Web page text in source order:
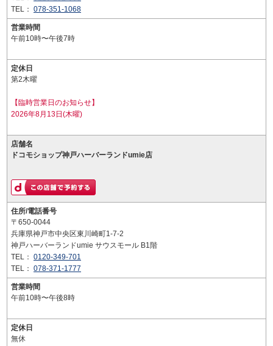
TEL： 078-351-1068
営業時間
午前10時〜午後7時
定休日
第2木曜
【臨時営業日のお知らせ】
2026年8月13日(木曜)
店舗名
ドコモショップ神戸ハーバーランドumie店
住所/電話番号
〒650-0044
兵庫県神戸市中央区東川崎町1-7-2
神戸ハーバーランドumie サウスモール B1階
TEL： 0120-349-701
TEL： 078-371-1777
営業時間
午前10時〜午後8時
定休日
無休